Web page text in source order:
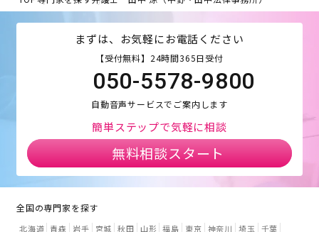
まずは、お気軽にお電話ください
【受付無料】24時間365日受付
050-5578-9800
自動音声サービスでご案内します
簡単ステップで気軽に相談
無料相談スタート
全国の専門家を探す
北海道 青森 岩手 宮城 秋田 山形 福島 東京 神奈川 埼玉
千葉